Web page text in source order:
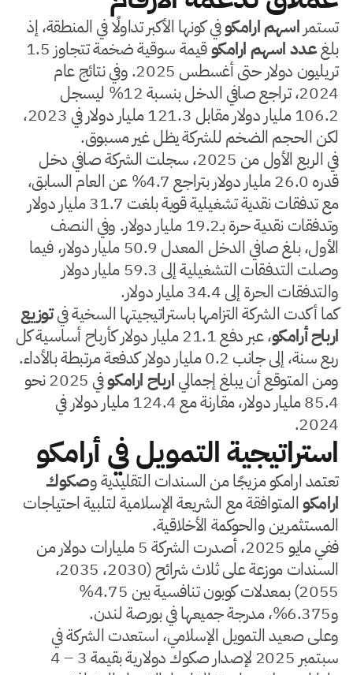
تستمر اسهم ارامكوفي كونها الأكبر تداولًا في المنطقة، إذ
بلغعدد اسهم ارامكو
قيمة سوقية ضخمة تتجاوز 1.5
تريليون دولار حتى أغسطس 2025. وفي نتائج عام
2024، تراجع صافي الدخل بنسبة 12% ليسجل
106.2 مليار دولار مقابل 121.3 مليار دولار في 2023،
لكن الحجم الضخم للشركة يظل غير مسبوق.
في الربع الأول من 2025، سجلت الشركة صافي دخل
قدره 26.0 مليار دولار بتراجع 4.7% عن العام السابق،
مع تدفقات نقدية تشغيلية قوية بلغت 31.7 مليار دولار
وتدفقات نقدية حرة بـ19.2 مليار دولار. وفي النصف
الأول، بلغ صافي الدخل المعدل 50.9 مليار دولار، فيما
وصلت التدفقات التشغيلية إلى 59.3 مليار دولار
والتدفقات الحرة إلى 34.4 مليار دولار.
كما أكدت الشركة التزامها باستراتيجيتها السخية فيتوزيع
ارباح أرامكو
، عبر دفع 21.1 مليار دولار كأرباح أساسية كل
ربع سنة، إلى جانب 0.2 مليار دولار كدفعة مرتبطة بالأداء.
ومن المتوقع أن يبلغ إجماليارباح ارامكو
في 2025 نحو
85.4 مليار دولار، مقارنة مع 124.4 مليار دولار في
2024.
استراتيجية التمويل في أرامكو
تعتمد ارامكو مزيجًا من السندات التقليدية وصكوك
ارامكو المتوافقة مع الشريعة الإسلامية لتلبية احتياجات
المستثمرين والحوكمة الأخلاقية.
ففي مايو 2025، أصدرت الشركة 5 مليارات دولار من
السندات موزعة على ثلاث شرائح (2030، 2035،
2055) بمعدلات كوبون تنافسية بين 4.75%
و6.375%، مدرجة جميعها في بورصة لندن.
وعلى صعيد التمويل الإسلامي، استعدت الشركة في
سبتمبر 2025 لإصدار صكوك دولارية بقيمة 3 – 4